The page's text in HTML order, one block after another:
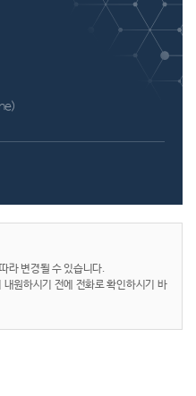
라 변경될 수 있습니다.
원하시기 전에 전화로 확인하시기 바